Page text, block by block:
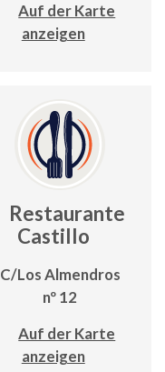
Auf der Karte
anzeigen
Restaurante
Castillo
C/Los Almendros
nº 12
Auf der Karte
anzeigen